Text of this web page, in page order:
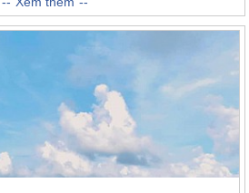
Đến với Quan Lạn bạn sẽ được thả mình
dài. Hành Trình khám phá Đảo Quan
9 phục vụ quý khách nghỉ mát tại hòn đảo
bãi biển còn nguyên sơ như Minh Châu,
làm bạn thất vọng. Khi đến với đảo Quan
thức những món ăn hải sản ngon tại
danh thắng nổi tiếng trên hòn đảo địa đầu